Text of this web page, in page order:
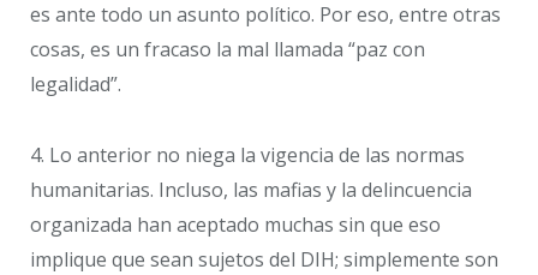
es ante todo un asunto político. Por eso, entre otras
cosas, es un fracaso la mal llamada “paz con
legalidad”.
4. Lo anterior no niega la vigencia de las normas
humanitarias. Incluso, las mafias y la delincuencia
organizada han aceptado muchas sin que eso
implique que sean sujetos del DIH; simplemente son